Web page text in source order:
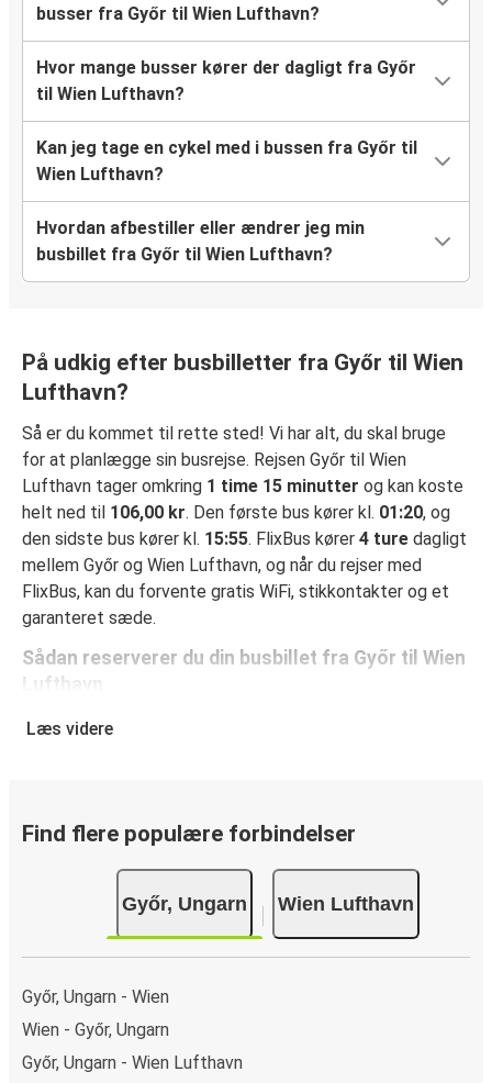
busser fra Győr til Wien Lufthavn?
Hvor mange busser kører der dagligt fra Győr
til Wien Lufthavn?
Kan jeg tage en cykel med i bussen fra Győr til
Wien Lufthavn?
Hvordan afbestiller eller ændrer jeg min
busbillet fra Győr til Wien Lufthavn?
På udkig efter busbilletter fra Győr til Wien
Lufthavn?
Så er du kommet til rette sted! Vi har alt, du skal bruge
for at planlægge sin busrejse. Rejsen Győr til Wien
Lufthavn tager omkring 1 time 15 minutter og kan koste
helt ned til 106,00 kr. Den første bus kører kl. 01:20, og
den sidste bus kører kl. 15:55. FlixBus kører 4 ture dagligt
mellem Győr og Wien Lufthavn, og når du rejser med
FlixBus, kan du forvente gratis WiFi, stikkontakter og et
garanteret sæde.
Sådan reserverer du din busbillet fra Győr til Wien
Lufthavn
Det er virkelig nemt at reserverer en billet hos FlixBus: på
mellem flere sikre onlinebetalingsmetoder som kreditkort,
Læs videre
Find flere populære forbindelser
Győr, Ungarn Wien Lufthavn
Győr, Ungarn - Wien
Wien - Győr, Ungarn
Győr, Ungarn - Wien Lufthavn